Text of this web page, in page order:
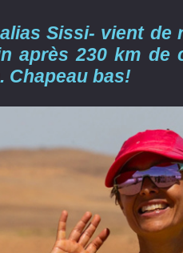
Sissi- vient de
après 230 km de
Chapeau bas!